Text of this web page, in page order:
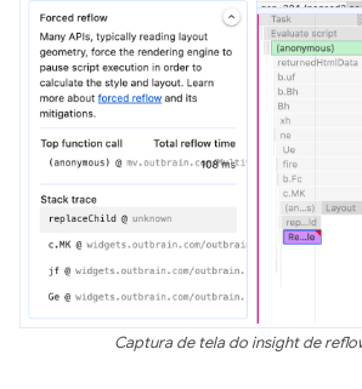
Captura de tela do insight de